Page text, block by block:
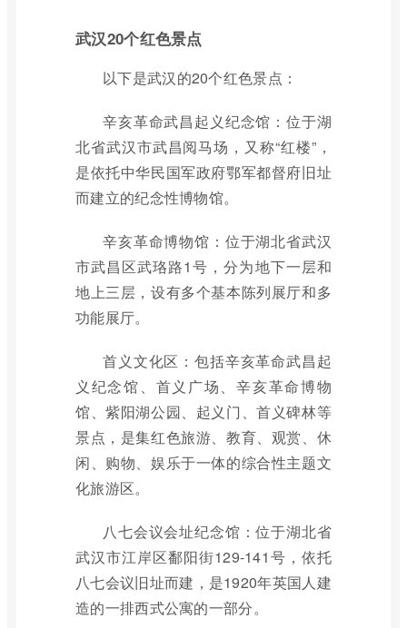
武汉20个红色景点
以下是武汉的20个红色景点：
辛亥革命武昌起义纪念馆：位于湖
北省武汉市武昌阅马场，又称“红楼”，
是依托中华民国军政府鄂军都督府旧址
而建立的纪念性博物馆。
辛亥革命博物馆：位于湖北省武汉
市武昌区武珞路1号，分为地下一层和
地上三层，设有多个基本陈列展厅和多
功能展厅。
首义文化区：包括辛亥革命武昌起
义纪念馆、首义广场、辛亥革命博物
馆、紫阳湖公园、起义门、首义碑林等
景点，是集红色旅游、教育、观赏、休
闲、购物、娱乐于一体的综合性主题文
化旅游区。
八七会议会址纪念馆：位于湖北省
武汉市江岸区鄱阳街129-141号，依托
八七会议旧址而建，是1920年英国人建
造的一排西式公寓的一部分。